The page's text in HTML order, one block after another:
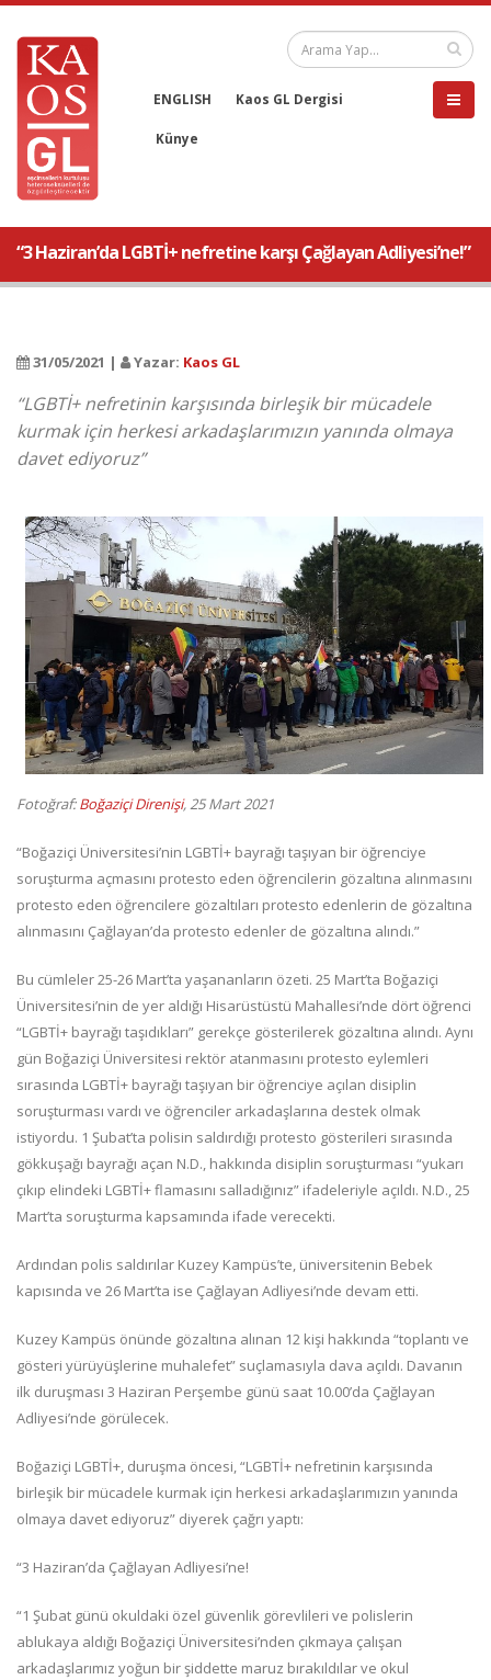
ENGLISH Kaos GL Dergisi
Künye
“3 Haziran’da LGBTİ+ nefretine karşı Çağlayan Adliyesi’ne!”
31/05/2021 | Yazar: Kaos GL
“LGBTİ+ nefretinin karşısında birleşik bir mücadele
kurmak için herkesi arkadaşlarımızın yanında olmaya
davet ediyoruz”
Fotoğraf:Boğaziçi Direnişi, 25 Mart 2021
“Boğaziçi Üniversitesi’nin LGBTİ+ bayrağı taşıyan bir öğrenciye
soruşturma açmasını protesto eden öğrencilerin gözaltına alınmasını
protesto eden öğrencilere gözaltıları protesto edenlerin de gözaltına
alınmasını Çağlayan’da protesto edenler de gözaltına alındı.”
Bu cümleler 25-26 Mart’ta yaşananların özeti. 25 Mart’ta Boğaziçi
Üniversitesi’nin de yer aldığı Hisarüstüstü Mahallesi’nde dört öğrenci
“LGBTİ+ bayrağı taşıdıkları” gerekçe gösterilerek gözaltına alındı. Aynı
gün Boğaziçi Üniversitesi rektör atanmasını protesto eylemleri
sırasında LGBTİ+ bayrağı taşıyan bir öğrenciye açılan disiplin
soruşturması vardı ve öğrenciler arkadaşlarına destek olmak
istiyordu. 1 Şubat’ta polisin saldırdığı protesto gösterileri sırasında
gökkuşağı bayrağı açan N.D., hakkında disiplin soruşturması “yukarı
çıkıp elindeki LGBTİ+ flamasını salladığınız” ifadeleriyle açıldı. N.D., 25
Mart’ta soruşturma kapsamında ifade verecekti.
Ardından polis saldırılar Kuzey Kampüs’te, üniversitenin Bebek
kapısında ve 26 Mart’ta ise Çağlayan Adliyesi’nde devam etti.
Kuzey Kampüs önünde gözaltına alınan 12 kişi hakkında “toplantı ve
gösteri yürüyüşlerine muhalefet” suçlamasıyla dava açıldı. Davanın
ilk duruşması 3 Haziran Perşembe günü saat 10.00’da Çağlayan
Adliyesi’nde görülecek.
Boğaziçi LGBTİ+, duruşma öncesi, “LGBTİ+ nefretinin karşısında
birleşik bir mücadele kurmak için herkesi arkadaşlarımızın yanında
olmaya davet ediyoruz” diyerek çağrı yaptı:
“3 Haziran’da Çağlayan Adliyesi’ne!
“1 Şubat günü okuldaki özel güvenlik görevlileri ve polislerin
ablukaya aldığı Boğaziçi Üniversitesi’nden çıkmaya çalışan
arkadaşlarımız yoğun bir şiddette maruz bırakıldılar ve okul